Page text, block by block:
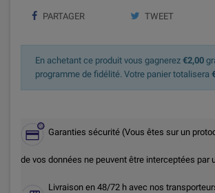
PARTAGER TWEET
En achetant ce produit vous gagnerez €2,00
programme de fidélité. Votre panier totalisera
Garanties sécurité (Vous êtes sur un
de vos données ne peuvent être interceptées par
Livraison en 48/72 h avec nos